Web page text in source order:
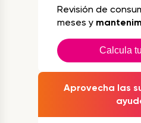
Revisión de
meses y
Calcula
Aprovecha las